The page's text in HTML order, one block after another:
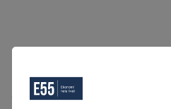
Oops, Ett fel inträffade.